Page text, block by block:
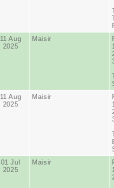
11 Aug
2025
Maisir
11 Aug
2025
Maisir
01 Jul
2025
Maisir